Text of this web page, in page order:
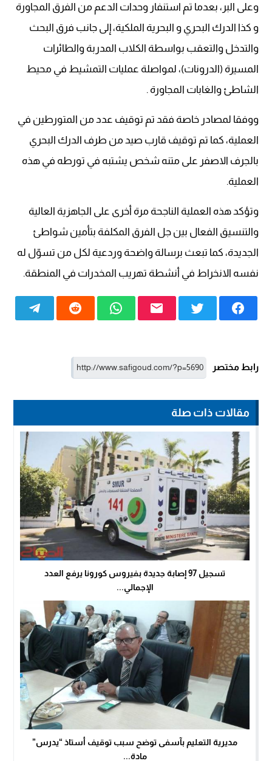
وعلى البر، بعدما تم استنفار وحدات الدعم من الفرق المجاورة
و كذا الدرك البحري و البحرية الملكية، إلى جانب فرق البحث
والتدخل والتعقب بواسطة الكلاب المدربة والطائرات
المسيرة (الدرونات)، لمواصلة عمليات التمشيط في محيط
الشاطئ والغابات المجاورة .
ووفقا لمصادر خاصة فقد تم توقيف عدد من المتورطين في
العملية، كما تم توقيف قارب صيد من طرف الدرك البحري
بالجرف الاصفر على متنه شخص يشتبه في تورطه في هذه
العملية.
وتؤكد هذه العملية الناجحة مرة أخرى على الجاهزية العالية
والتنسيق الفعال بين جل الفرق المكلفة بتأمين شواطئ
الجديدة، كما تبعث برسالة واضحة وردعية لكل من تسوّل له
نفسه الانخراط في أنشطة تهريب المخدرات في المنطقة.
رابط مختصر
مقالات ذات صلة
تسجيل 97 إصابة جديدة بفيروس كورونا يرفع العدد
الإجمالي...
مديرية التعليم بآسفى توضح سبب توقيف أستاذ “يدرس”
مادة...